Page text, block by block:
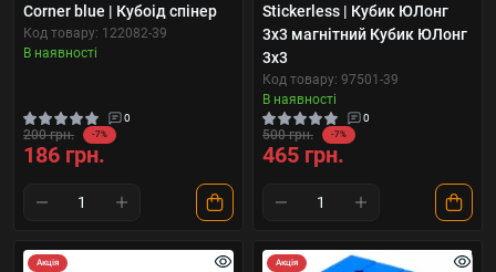
Corner blue | Кубоід спінер
Код товару: 122082-39
В наявності
0
200 грн. -7%
186 грн.
Stickerless | Кубик ЮЛонг
3x3 магнітний Кубик ЮЛонг
3x3
Код товару: 97501-39
В наявності
0
500 грн. -7%
465 грн.
Акція Акція